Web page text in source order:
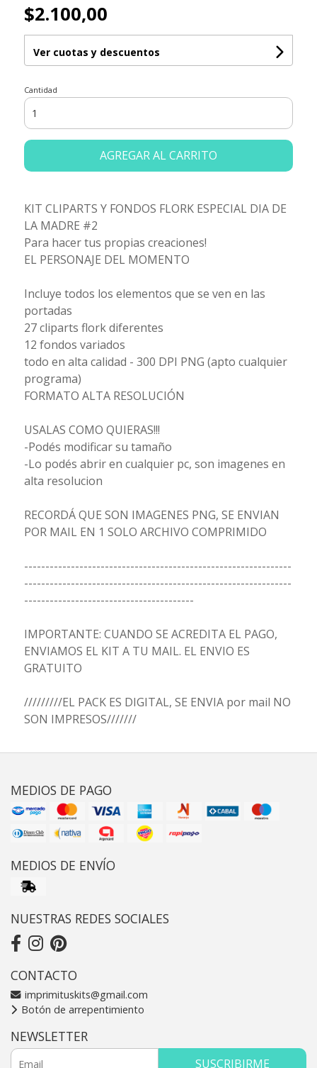
$2.100,00
Ver cuotas y descuentos
Cantidad
AGREGAR AL CARRITO
KIT CLIPARTS Y FONDOS FLORK ESPECIAL DIA DE
LA MADRE #2
Para hacer tus propias creaciones!
EL PERSONAJE DEL MOMENTO
Incluye todos los elementos que se ven en las
portadas
27 cliparts flork diferentes
12 fondos variados
todo en alta calidad - 300 DPI PNG (apto cualquier
programa)
FORMATO ALTA RESOLUCIÓN
USALAS COMO QUIERAS!!!
-Podés modificar su tamaño
-Lo podés abrir en cualquier pc, son imagenes en
alta resolucion
RECORDÁ QUE SON IMAGENES PNG, SE ENVIAN
POR MAIL EN 1 SOLO ARCHIVO COMPRIMIDO
---------------------------------------------------------------
---------------------------------------------------------------
----------------------------------------
IMPORTANTE: CUANDO SE ACREDITA EL PAGO,
ENVIAMOS EL KIT A TU MAIL. EL ENVIO ES
GRATUITO
/////////EL PACK ES DIGITAL, SE ENVIA por mail NO
SON IMPRESOS///////
MEDIOS DE PAGO
MEDIOS DE ENVÍO
NUESTRAS REDES SOCIALES
CONTACTO
imprimituskits@gmail.com
Botón de arrepentimiento
NEWSLETTER
SUSCRIBIRME